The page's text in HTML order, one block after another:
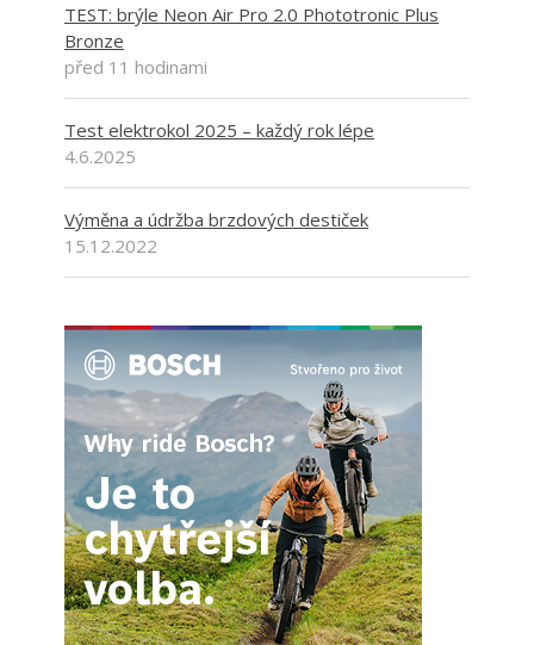
TEST: brýle Neon Air Pro 2.0 Phototronic Plus
Bronze
před 11 hodinami
Test elektrokol 2025 – každý rok lépe
4.6.2025
Výměna a údržba brzdových destiček
15.12.2022